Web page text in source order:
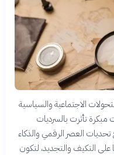
الاجتماعية والسياسية
مبكرة تأثرت بالسرديات
العصر الرقمي والذكاء
على التكيف والتجديد، لتكون